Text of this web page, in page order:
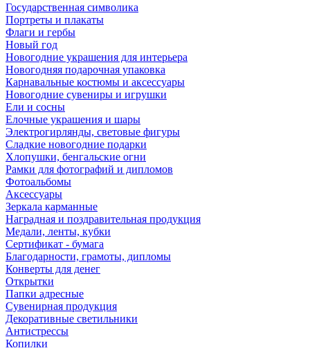
Государственная символика
Портреты и плакаты
Флаги и гербы
Новый год
Новогодние украшения для интерьера
Новогодняя подарочная упаковка
Карнавальные костюмы и аксессуары
Новогодние сувениры и игрушки
Ели и сосны
Елочные украшения и шары
Электрогирлянды, световые фигуры
Сладкие новогодние подарки
Хлопушки, бенгальские огни
Рамки для фотографий и дипломов
Фотоальбомы
Аксессуары
Зеркала карманные
Наградная и поздравительная продукция
Медали, ленты, кубки
Сертификат - бумага
Благодарности, грамоты, дипломы
Конверты для денег
Открытки
Папки адресные
Сувенирная продукция
Декоративные светильники
Антистрессы
Копилки